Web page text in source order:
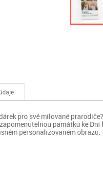
pro své milované prarodiče?
památku ke Dni
personalizovaném obrazu.